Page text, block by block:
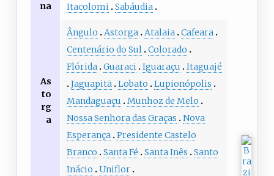
na
Itacolomi Sabáudia
As
to
rg
a
Ângulo Astorga Atalaia Cafeara
Centenário do Sul Colorado
Flórida Guaraci Iguaraçu
Itaguajé
Jaguapitã Lobato
Lupionópolis
Mandaguaçu
Munhoz de Melo
Nossa Senhora das Graças
Nova
Esperança Presidente Castelo
Branco
Santa Fé Santa Inês
Santo
Inácio
Uniflor